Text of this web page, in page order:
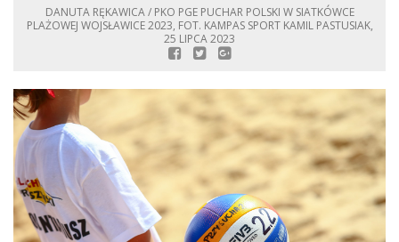
DANUTA RĘKAWICA / PKO PGE PUCHAR POLSKI W SIATKÓWCE
PLAŻOWEJ WOJSŁAWICE 2023, FOT. KAMPAS SPORT KAMIL PASTUSIAK,
25 LIPCA 2023